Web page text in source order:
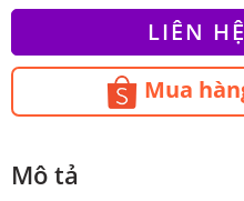
LIÊN
Mua
Mô tả